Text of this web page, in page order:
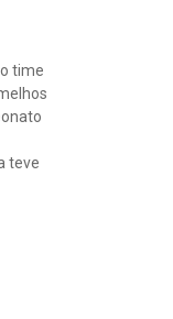
time
teve